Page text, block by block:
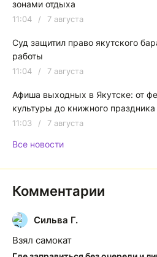
зонами отдыха
11:04 / 7 августа
Суд защитил право якутского
работы
11:04 / 7 августа
Афиша выходных в Якутске: от
культуры до книжного праздника
11:03 / 7 августа
Все новости
Комментарии
С
Сильва Г.
Взял самокат